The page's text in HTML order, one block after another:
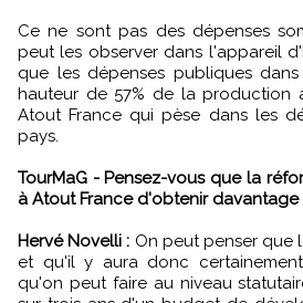
Ce ne sont pas des dépenses
peut les observer dans l'appareil
que les dépenses publiques
hauteur de 57% de la production
Atout France qui pèse dans les
pays.
TourMaG - Pensez-vous que la
à Atout France d'obtenir
Hervé Novelli : On peut penser que
et qu'il y aura donc
qu'on peut faire au niveau